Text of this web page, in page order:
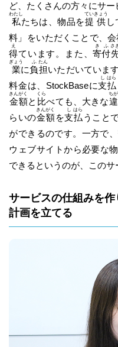
ど、たくさんの方々にサー
私
わたし
たちは、物品を提
てい
供
きょう
料」をいただくことで、会
得
え
ています。また、寄
き
付
ふ さ
業
ぎょう
に負
ふ
担
たん
いただいていま
料金は、StockBaseに支
し
払
はら
金
きん
額
がく
と 比
くら
べても、大きな違
ちが
らいの金
きん
額
がく
を支
し
払
はら
うこと
ができるのです。一方で、
ウェブサイトから必要な
できるというのが、このサ
サービスの仕組みを
計画を立てる